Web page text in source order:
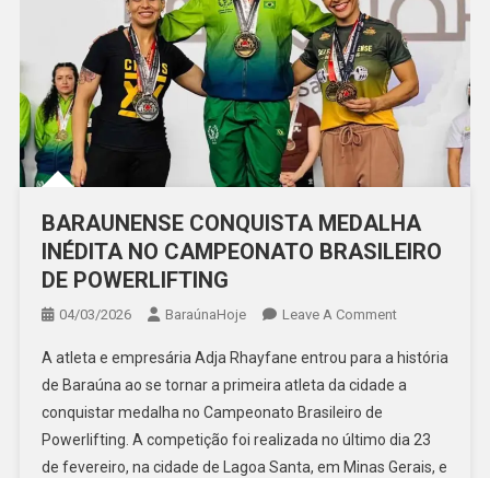
BARAUNENSE CONQUISTA MEDALHA
INÉDITA NO CAMPEONATO BRASILEIRO
DE POWERLIFTING
04/03/2026 BaraúnaHoje Leave A CommentOn
CONQUISTA
MEDALHA
NO
CAMPEONATO
A atleta e empresária Adja Rhayfane entrou para a história
de Baraúna ao se tornar a primeira atleta da cidade a
conquistar medalha no Campeonato Brasileiro de
Powerlifting. A competição foi realizada no último dia 23
de fevereiro, na cidade de Lagoa Santa, em Minas Gerais, e